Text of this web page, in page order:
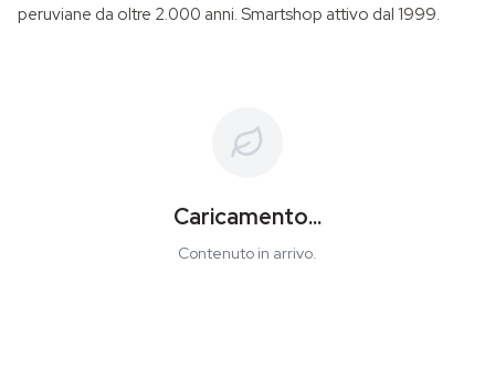
peruviane da oltre 2.000 anni. Smartshop attivo dal 1999.
Caricamento...
Contenuto in arrivo.